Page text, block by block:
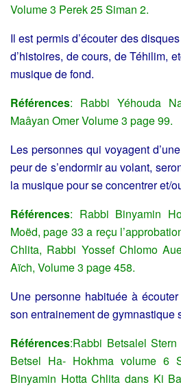
Volume 3 Perek 25 Siman 2.
Il est permis d’écouter des
d’histoires, de cours, de Téhilim,
musique de fond.
Références: Rabbi Yéhouda
Maâyan Omer Volume 3 page 99.
Les personnes qui voyagent
peur de s’endormir au volant,
la musique pour se concentrer et/
Références: Rabbi Binyamin
Moëd, page 33 a reçu
Chlita, Rabbi Yossef Chlomo
Aïch, Volume 3 page 458.
Une personne habituée à
son entrainement de gymnastique
Références:Rabbi Betsalel
Betsel Ha- Hokhma volume 6
Binyamin Hotta Chlita dans Ki